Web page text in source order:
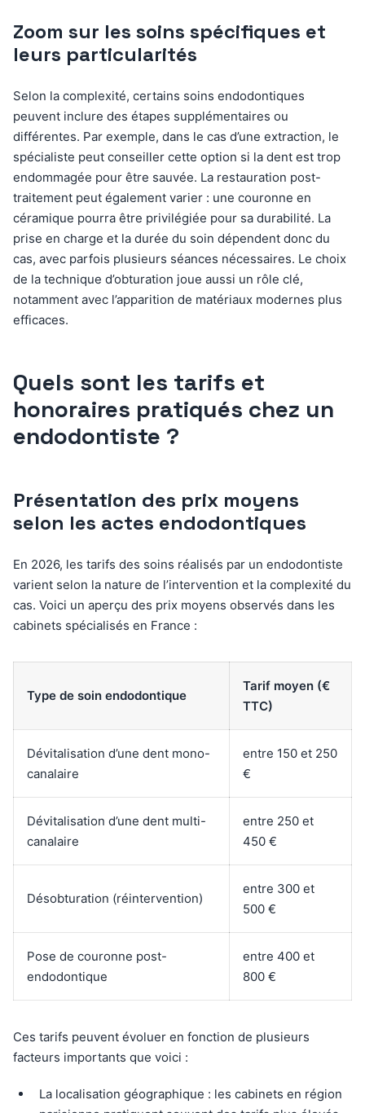
Zoom sur les soins spécifiques et
leurs particularités
Selon la complexité, certains soins endodontiques
peuvent inclure des étapes supplémentaires ou
différentes. Par exemple, dans le cas d’une extraction, le
spécialiste peut conseiller cette option si la dent est trop
endommagée pour être sauvée. La restauration post-
traitement peut également varier : une couronne en
céramique pourra être privilégiée pour sa durabilité. La
prise en charge et la durée du soin dépendent donc du
cas, avec parfois plusieurs séances nécessaires. Le choix
de la technique d’obturation joue aussi un rôle clé,
notamment avec l’apparition de matériaux modernes plus
efficaces.
Quels sont les tarifs et
honoraires pratiqués chez un
endodontiste ?
Présentation des prix moyens
selon les actes endodontiques
En 2026, les tarifs des soins réalisés par un endodontiste
varient selon la nature de l’intervention et la complexité du
cas. Voici un aperçu des prix moyens observés dans les
cabinets spécialisés en France :
Type de soin endodontique
Tarif moyen (€
TTC)
Dévitalisation d’une dent mono-
canalaire
entre 150 et 250
€
Dévitalisation d’une dent multi-
canalaire
entre 250 et
450 €
Désobturation (réintervention)
entre 300 et
500 €
Pose de couronne post-
endodontique
entre 400 et
800 €
Ces tarifs peuvent évoluer en fonction de plusieurs
facteurs importants que voici :
La localisation géographique : les cabinets en région